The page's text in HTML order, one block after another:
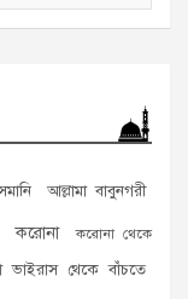
আল্লামা বাবুনগরী
করোনা করোনা থেকে
ভাইরাস থেকে বাঁচতে